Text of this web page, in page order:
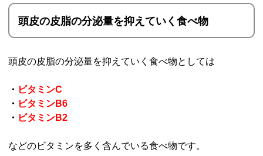
頭皮の皮脂の分泌量を抑えていく食べ物
頭皮の皮脂の分泌量を抑えていく食べ物としては
・ ビタミンC
・ ビタミンB6
・ ビタミンB2
などのビタミンを多く含んでいる食べ物です。